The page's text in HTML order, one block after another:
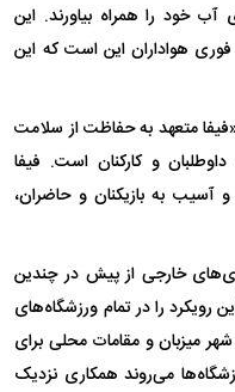
خود را همراه بیاورند. این
هواداران این است که این
متعهد به حفاظت از سلامت
داوطلبان و کارکنان است. فیفا
آسیب به بازیکنان و حاضران،
خارجی از پیش در چندین
رویکرد را در تمام ورزشگاه‌های
شهر میزبان و مقامات محلی برای
می‌روند همکاری نزدیک